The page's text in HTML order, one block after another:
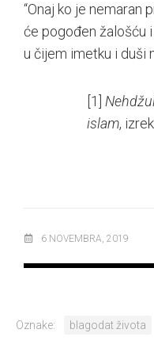
“Onaj ko je nemaran
će pogođen žalošću
u čijem imetku i duši
[1]
islam,
6 NOVEMBRA, 2019
Oznake: blagodat života